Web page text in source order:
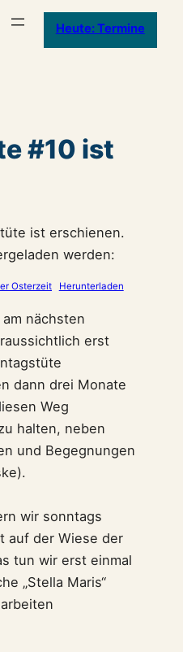
Heute: Termine
#10 ist
ist erschienen.
werden:
Osterzeit Herunterladen
nächsten
erst
dann drei Monate
Weg
halten, neben
und Begegnungen
wir sonntags
auf der Wiese der
tun wir erst einmal
„Stella Maris“